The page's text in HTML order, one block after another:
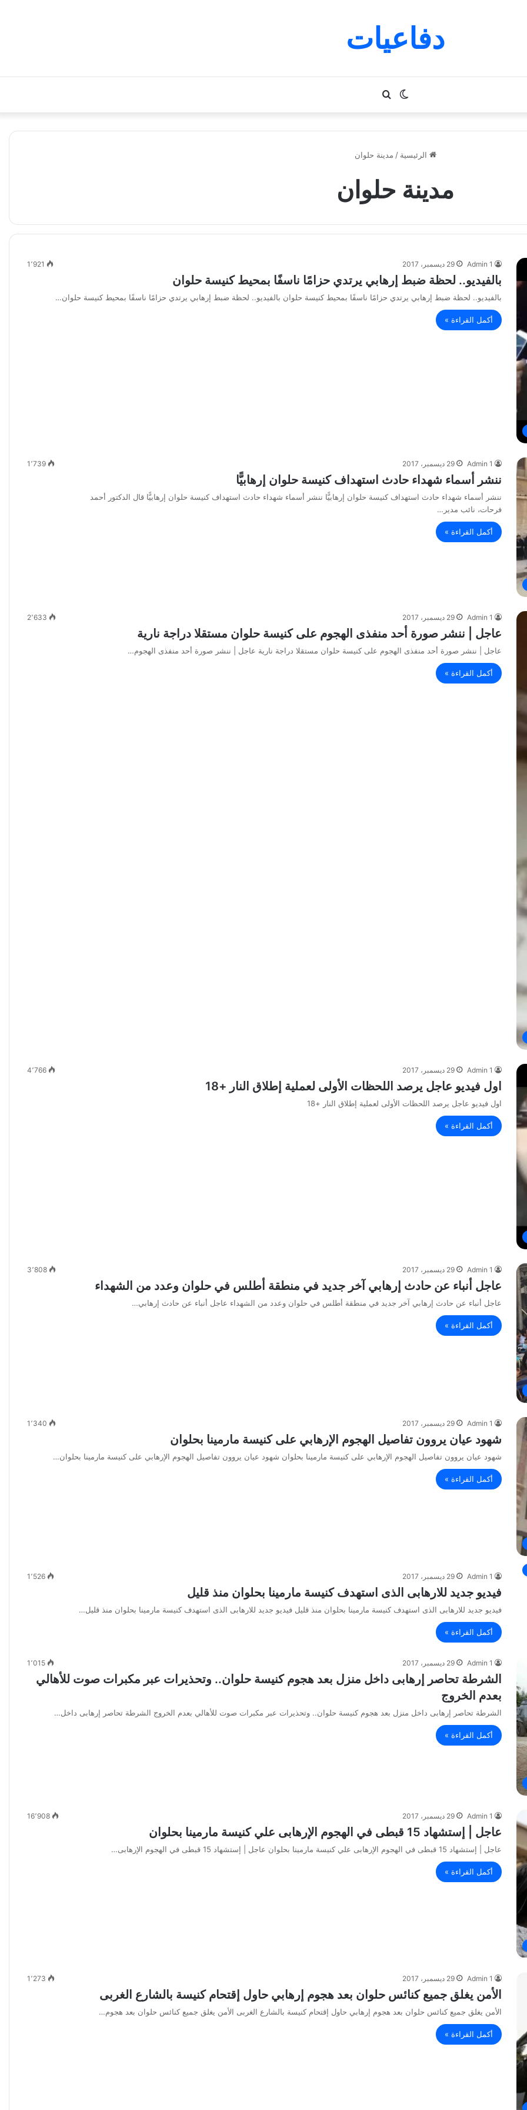
دفاعيات
بحث
عن
الوضع
المظلم
الرئيسية / مدينة حلوان
مدينة حلوان
Admin 1 29 ديسمبر، 2017 1٬921
بالفيديو.. لحظة ضبط إرهابي يرتدي حزامًا ناسفًا بمحيط كنيسة حلوان
بالفيديو.. لحظة ضبط إرهابي يرتدي حزامًا ناسفًا بمحيط كنيسة حلوان بالفيديو.. لحظة ضبط إرهابي يرتدي حزامًا ناسفًا بمحيط كنيسة حلوان…
أكمل القراءة »
Admin 1 29 ديسمبر، 2017 1٬739
ننشر أسماء شهداء حادث استهداف كنيسة حلوان إرهابيًّا
ننشر أسماء شهداء حادث استهداف كنيسة حلوان إرهابيًّا ننشر أسماء شهداء حادث استهداف كنيسة حلوان إرهابيًّا قال الدكتور أحمد
فرحات، نائب مدير…
أكمل القراءة »
Admin 1 29 ديسمبر، 2017 2٬633
عاجل | ننشر صورة أحد منفذى الهجوم على كنيسة حلوان مستقلا دراجة نارية
عاجل | ننشر صورة أحد منفذى الهجوم على كنيسة حلوان مستقلا دراجة نارية عاجل | ننشر صورة أحد منفذى الهجوم…
أكمل القراءة »
Admin 1 29 ديسمبر، 2017 4٬766
اول فيديو عاجل يرصد اللحظات الأولى لعملية إطلاق النار +18
اول فيديو عاجل يرصد اللحظات الأولى لعملية إطلاق النار +18
أكمل القراءة »
Admin 1 29 ديسمبر، 2017 3٬808
عاجل أنباء عن حادث إرهابي آخر جديد في منطقة أطلس في حلوان وعدد من الشهداء
عاجل أنباء عن حادث إرهابي آخر جديد في منطقة أطلس في حلوان وعدد من الشهداء عاجل أنباء عن حادث إرهابي…
أكمل القراءة »
Admin 1 29 ديسمبر، 2017 1٬340
شهود عيان يروون تفاصيل الهجوم الإرهابي على كنيسة مارمينا بحلوان
شهود عيان يروون تفاصيل الهجوم الإرهابي على كنيسة مارمينا بحلوان شهود عيان يروون تفاصيل الهجوم الإرهابي على كنيسة مارمينا بحلوان…
أكمل القراءة »
Admin 1 29 ديسمبر، 2017 1٬526
فيديو جديد للارهابى الذى استهدف كنيسة مارمينا بحلوان منذ قليل
فيديو جديد للارهابى الذى استهدف كنيسة مارمينا بحلوان منذ قليل فيديو جديد للارهابى الذى استهدف كنيسة مارمينا بحلوان منذ قليل…
أكمل القراءة »
Admin 1 29 ديسمبر، 2017 1٬015
الشرطة تحاصر إرهابى داخل منزل بعد هجوم كنيسة حلوان.. وتحذيرات عبر مكبرات صوت للأهالي
بعدم الخروج
الشرطة تحاصر إرهابى داخل منزل بعد هجوم كنيسة حلوان.. وتحذيرات عبر مكبرات صوت للأهالي بعدم الخروج الشرطة تحاصر إرهابى داخل…
أكمل القراءة »
Admin 1 29 ديسمبر، 2017 16٬908
عاجل | إستشهاد 15 قبطى في الهجوم الإرهابى علي كنيسة مارمينا بحلوان
عاجل | إستشهاد 15 قبطى في الهجوم الإرهابى علي كنيسة مارمينا بحلوان عاجل | إستشهاد 15 قبطى في الهجوم الإرهابى…
أكمل القراءة »
Admin 1 29 ديسمبر، 2017 1٬273
الأمن يغلق جميع كنائس حلوان بعد هجوم إرهابي حاول إقتحام كنيسة بالشارع الغربى
الأمن يغلق جميع كنائس حلوان بعد هجوم إرهابي حاول إقتحام كنيسة بالشارع الغربى الأمن يغلق جميع كنائس حلوان بعد هجوم…
أكمل القراءة »